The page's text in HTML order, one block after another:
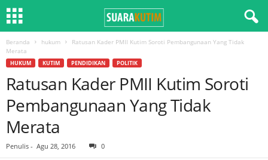
Beranda hukum
Ratusan Kader PMII Kutim Soroti Pembangunaan Yang Tidak
Merata
HUKUM KUTIM PENDIDIKAN POLITIK
Ratusan Kader PMII Kutim Soroti
Pembangunaan Yang Tidak
Merata
Penulis - Agu 28, 2016 0